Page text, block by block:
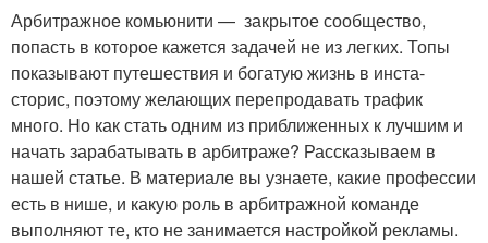
Арбитражное комьюнити — закрытое сообщество,
попасть в которое кажется задачей не из легких. Топы
показывают путешествия и богатую жизнь в инста-
сторис, поэтому желающих перепродавать трафик
много. Но как стать одним из приближенных к лучшим и
начать зарабатывать в арбитраже? Рассказываем в
нашей статье. В материале вы узнаете, какие профессии
есть в нише, и какую роль в арбитражной команде
выполняют те, кто не занимается настройкой рекламы.